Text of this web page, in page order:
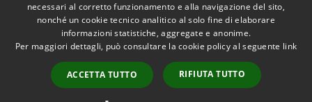
Accessibilità
Copyright © 2026 • Comune di
Villa Guardia • Powered by
Municipium•
Accesso
redazione
necessari al corretto funzionamento e alla navigazione del sito,
nonché un cookie tecnico analitico al solo fine di elaborare
informazioni statistiche, aggregate e anonime.
Per maggiori dettagli, può consultare la cookie policy al seguente link
ACCETTA TUTTO RIFIUTA TUTTO